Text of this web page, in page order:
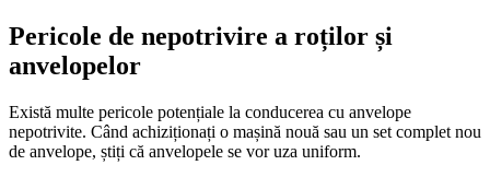
Pericole de nepotrivire a roților și
anvelopelor
Există multe pericole potențiale la conducerea cu anvelope
nepotrivite. Când achiziționați o mașină nouă sau un set complet nou
de anvelope, știți că anvelopele se vor uza uniform.